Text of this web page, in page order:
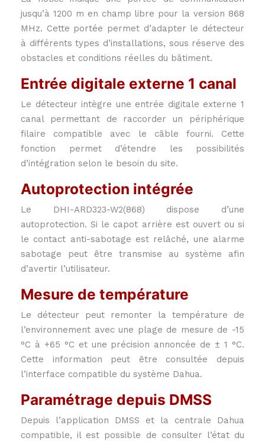
jusqu’à 1200 m en champ libre pour la version 868
MHz. Cette portée permet d’adapter le détecteur
à différents types d’installations, sous réserve des
obstacles et conditions réelles du bâtiment.
Entrée digitale externe 1 canal
Le détecteur intègre une entrée digitale externe 1
canal permettant de raccorder un périphérique
filaire compatible avec le câble fourni. Cette
fonction permet d’étendre les possibilités
d’intégration selon le besoin du site.
Autoprotection intégrée
Le DHI-ARD323-W2(868) dispose d’une
autoprotection. Si le capot arrière est ouvert ou si
le contact anti-sabotage est relâché, une alarme
sabotage peut être transmise au système afin
d’avertir l’utilisateur.
Mesure de température
Le détecteur peut remonter la température de
l’environnement avec une plage de mesure de -15
°C à +65 °C et une précision annoncée de ± 1 °C.
Cette information peut être consultée depuis
l’interface compatible du système Dahua.
Paramétrage depuis DMSS
Depuis l’application DMSS et la centrale Dahua
compatible, il est possible de consulter l’état du